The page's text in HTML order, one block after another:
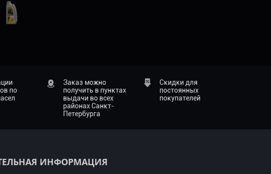
по
Заказ можно
получить в пунктах
выдачи во всех
районах Санкт-
Петербурга
Скидки для
постоянных
покупателей
ИНФОРМАЦИЯ